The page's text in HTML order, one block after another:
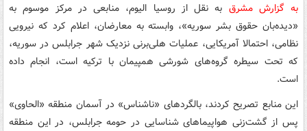
به گزارش مشرق به نقل از روسیا الیوم، منابعی در مرکز موسوم به
«دیده‌بان حقوق بشر سوریه»، وابسته به معارضان، اعلام کرد که نیرویی
نظامی، احتمالا آمریکایی، عملیات هلی‌برنی نزدیک شهر جرابلس در سوریه،
که تحت سیطره گروه‌های شورشی همپیمان با ترکیه است، انجام داده
است.
این منابع تصریح کردند، بالگردهای «ناشناس» در آسمان منطقه «الحاوی»
پس از گشت‌زنی هواپیماهای شناسایی در حومه جرابلس، در این منطقه